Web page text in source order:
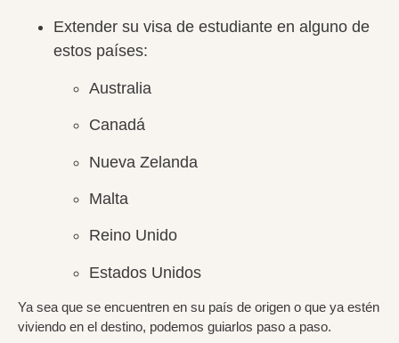
Extender su visa de estudiante en alguno de
estos países:
Australia
Canadá
Nueva Zelanda
Malta
Reino Unido
Estados Unidos
Ya sea que se encuentren en su país de origen o que ya estén
viviendo en el destino, podemos guiarlos paso a paso.